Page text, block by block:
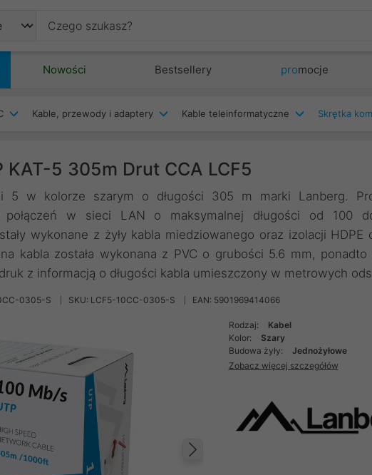
Nowości Bestsellery promocje
Kable, przewody i adaptery Kable teleinformatyczne Skrętka
KAT-5 305m Drut CCA LCF5
5 w kolorze szarym o długości 305 m marki Lanberg.
połączeń w sieci LAN o maksymalnej długości od 100
wykonane z żyły kabla miedziowanego oraz izolacji HDPE
kabla została wykonana z PVC o grubości 5.6 mm, ponadto
z informacją o długości kabla umieszczony w metrowych
0305-S SKU: LCF5-10CC-0305-S EAN: 5901969414066
Rodzaj:
Kabel
Kolor:
Szary
Budowa żyły:
Jednożyłowe
Zobacz więcej szczegółów